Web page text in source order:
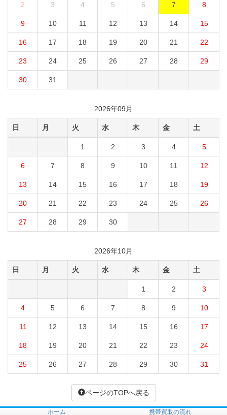
2 3 4 5 6 7 8
9 10 11 12 13 14 15
16 17 18 19 20 21 22
23 24 25 26 27 28 29
30 31
2026年09月
日 月 火 水 木 金 土
1 2 3 4 5
6 7 8 9 10 11 12
13 14 15 16 17 18 19
20 21 22 23 24 25 26
27 28 29 30
2026年10月
日 月 火 水 木 金 土
1 2 3
4 5 6 7 8 9 10
11 12 13 14 15 16 17
18 19 20 21 22 23 24
25 26 27 28 29 30 31
ページのTOPへ戻る
ホーム 携帯買取の流れ